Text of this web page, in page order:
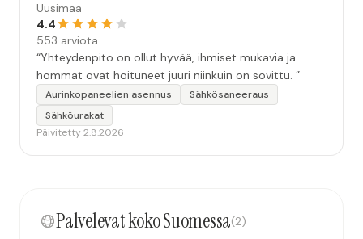
Uusimaa
4.4
553 arviota
“Yhteydenpito on ollut hyvää, ihmiset mukavia ja
hommat ovat hoituneet juuri niinkuin on sovittu. ”
Aurinkopaneelien asennus
Sähkösaneeraus
Sähköurakat
Päivitetty 2.8.2026
Palvelevat koko Suomessa(2)